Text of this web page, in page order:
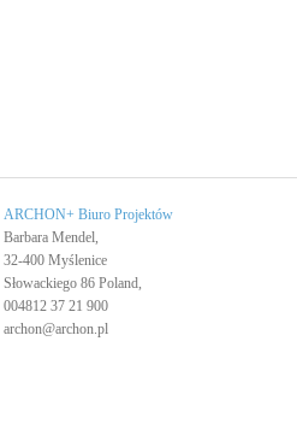
ARCHON+ Biuro Projektów
Barbara Mendel,
32-400 Myślenice
Słowackiego 86 Poland,
004812 37 21 900
archon@archon.pl